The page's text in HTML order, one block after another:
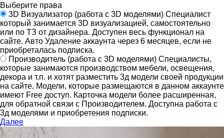
Выберите права
3D Визуализатор (работа с 3D моделями) Специалист
который занимается 3D визуализацией, самостоятельно
или по ТЗ от дизайнера. Доступен весь функционал на
сайте. Авто Удаление аккаунта через 6 месяцев, если не
приобреталась подписка.
Производитель (работа с 3D моделями) Специалисты,
которые занимаются производством мебели, освещения,
декора и т.п. и хотят разместить 3д модели своей продукции
на сайте. Модели, которые размещаются в данном аккаунте
имеют Free доступ. Карточка модели более расширенная,
для обратной связи с Производителем. Доступна работа с
3д моделями и приобретения подписки.
Далее